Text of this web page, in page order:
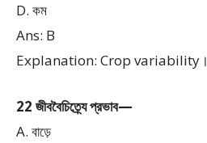
D. কম
Ans: B
Explanation: Crop variability।
22 জীববৈচিত্র্যে প্রভাব—
A. বাড়ে